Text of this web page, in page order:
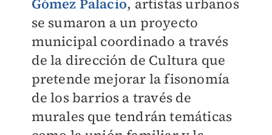
Gómez Palacio, artistas urbanos
se sumaron a un proyecto
municipal coordinado a través
de la dirección de Cultura que
pretende mejorar la fisonomía
de los barrios a través de
murales que tendrán temáticas